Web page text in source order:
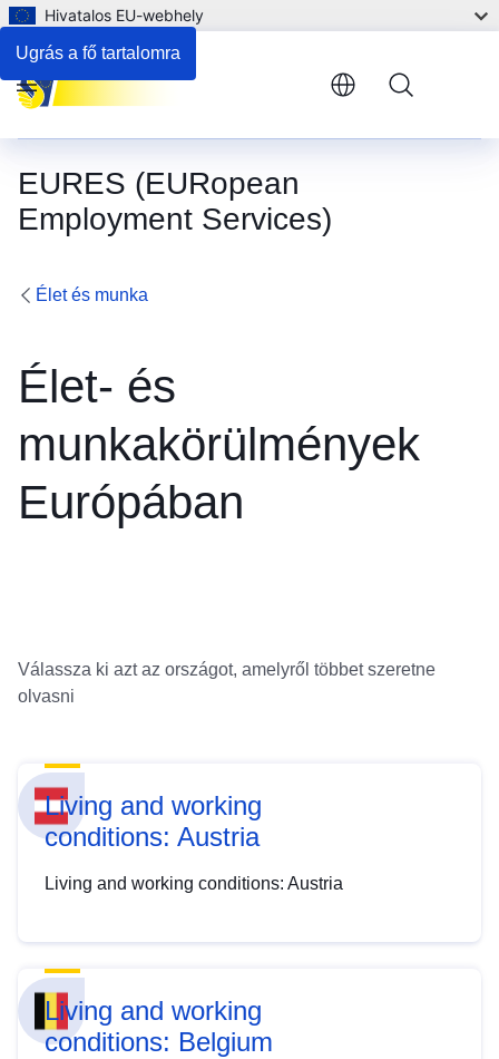
Ugrás a fő tartalomra
Hivatalos EU-webhely
EURES (EURopean
Employment Services)
Menu
Élet és munka
Élet- és
munkakörülmények
Európában
Válassza ki azt az országot, amelyről többet szeretne
olvasni
Living and working
conditions: Austria
Living and working conditions: Austria
Living and working
conditions: Belgium